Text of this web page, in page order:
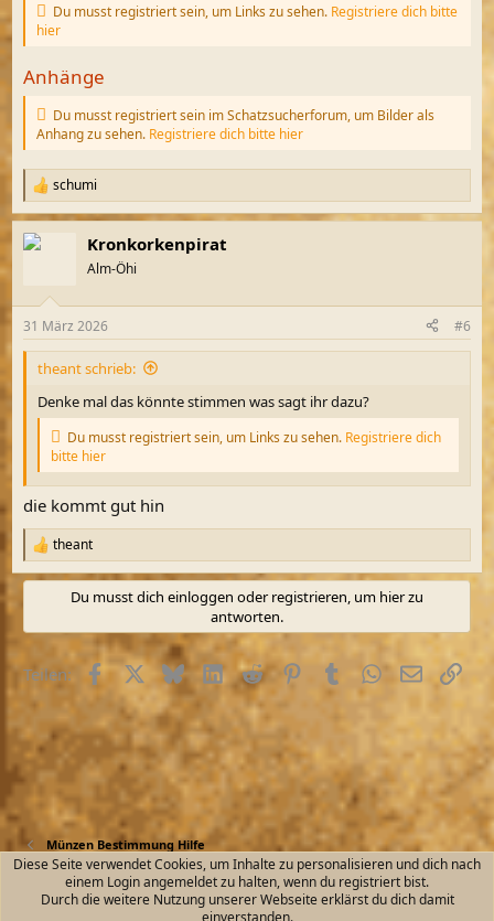
Du musst registriert sein, um Links zu sehen. Registriere dich bitte
hier
Anhänge
Du musst registriert sein im Schatzsucherforum, um Bilder als
Anhang zu sehen. Registriere dich bitte hier
R
e
a
k
e
n
schumi
Kronkorkenpirat
Alm-Öhi
31 März 2026 #6
theant schrieb:
Denke mal das könnte stimmen was sagt ihr dazu?
Du musst registriert sein, um Links zu sehen. Registriere dich
bitte hier
die kommt gut hin
R
e
a
n
theant
Du musst dich einloggen oder registrieren, um hier zu
antworten.
Teilen: FacebookX (Twitter)
BlueskyLinkedIn
Reddit PinterestTumblrWhatsApp
E-MailLink
Münzen Bestimmung Hilfe
Kontakt Nutzungsbedingungen
Datenschutz
Start
R
Diese Seite verwendet Cookies, um Inhalte zu personalisieren und dich nach
einem Login angemeldet zu halten, wenn du registriert bist.
Durch die weitere Nutzung unserer Webseite erklärst du dich damit
einverstanden.